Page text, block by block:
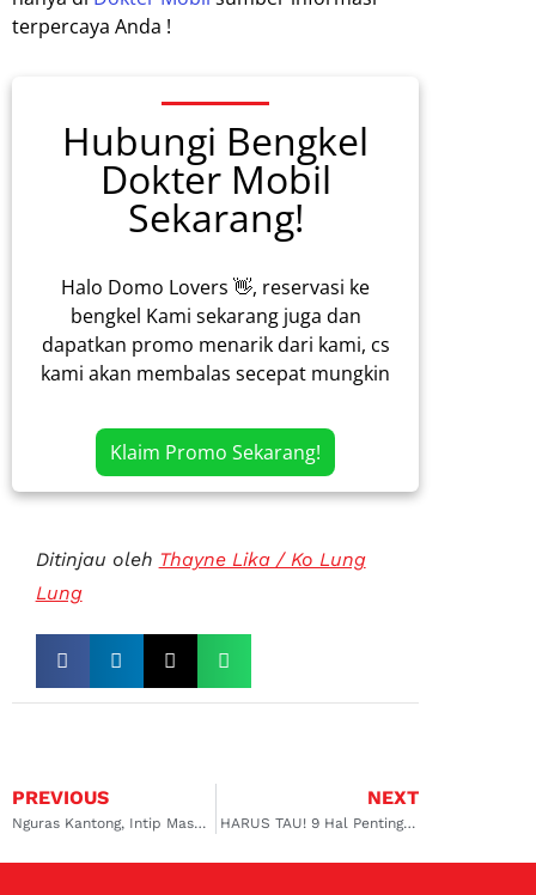
terpercaya Anda !
Hubungi Bengkel
Dokter Mobil
Sekarang!
Halo Domo Lovers 👋, reservasi ke
bengkel Kami sekarang juga dan
dapatkan promo menarik dari kami, cs
kami akan membalas secepat mungkin
Klaim Promo Sekarang!
Ditinjau oleh Thayne Lika / Ko Lung
Lung
PREVIOUS
Nguras Kantong, Intip Masalah Pada Mobil Avanza dan Solusi
NEXT
HARUS TAU! 9 Hal Penting Untuk Mobil Anda Wajib Diperhatikan